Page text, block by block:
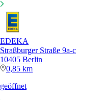
EDEKA
Straßburger Straße 9a-c
10405 Berlin
0,85 km
geöffnet